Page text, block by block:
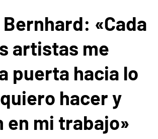
«Cada
artistas me
puerta hacia lo
hacer y
en mi trabajo»